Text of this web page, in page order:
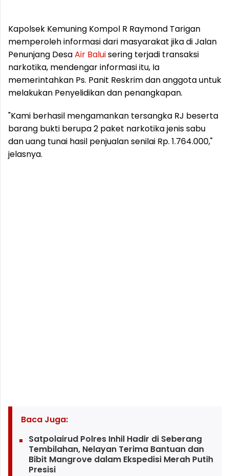
Kapolsek Kemuning Kompol R Raymond Tarigan
memperoleh informasi dari masyarakat jika di Jalan
Penunjang DesaAir Baluisering terjadi transaksi
narkotika, mendengar informasi itu, Ia
memerintahkan Ps. Panit Reskrim dan anggota untuk
melakukan Penyelidikan dan penangkapan.
"Kami berhasil mengamankan tersangka RJ beserta
barang bukti berupa 2 paket narkotika jenis sabu
dan uang tunai hasil penjualan senilai Rp. 1.764.000,"
jelasnya.
Baca Juga:
Satpolairud Polres Inhil Hadir di Seberang
Tembilahan, Nelayan Terima Bantuan dan
Bibit Mangrove dalam Ekspedisi Merah Putih
Presisi